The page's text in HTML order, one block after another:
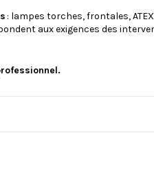
: lampes torches, frontales,
aux exigences des